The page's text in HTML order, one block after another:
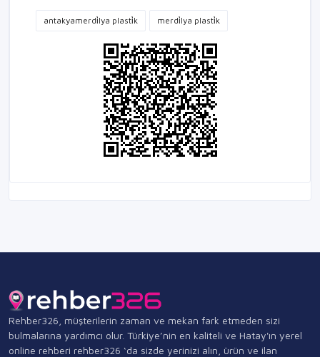
antakyamerdi̇lya plasti̇k merdi̇lya plasti̇k
Rehber326, müşterilerin zaman ve mekan fark etmeden sizi
bulmalarına yardımcı olur. Türkiye’nin en kaliteli ve Hatay'ın yerel
online rehberi rehber326 ‘da sizde yerinizi alın, ürün ve ilan